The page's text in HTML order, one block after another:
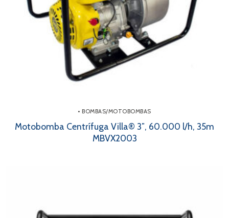
• BOMBAS/MOTOBOMBAS
Motobomba Centrífuga Villa® 3″, 60.000 l/h, 35m
MBVX2003